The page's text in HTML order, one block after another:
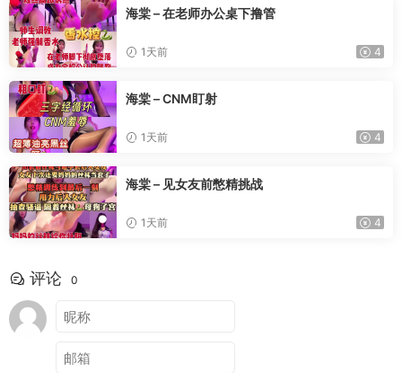
海棠 – 在老师办公桌下撸管
1天前 4
海棠 – CNM盯射
1天前 4
海棠 – 见女友前憋精挑战
1天前 4
评论 0